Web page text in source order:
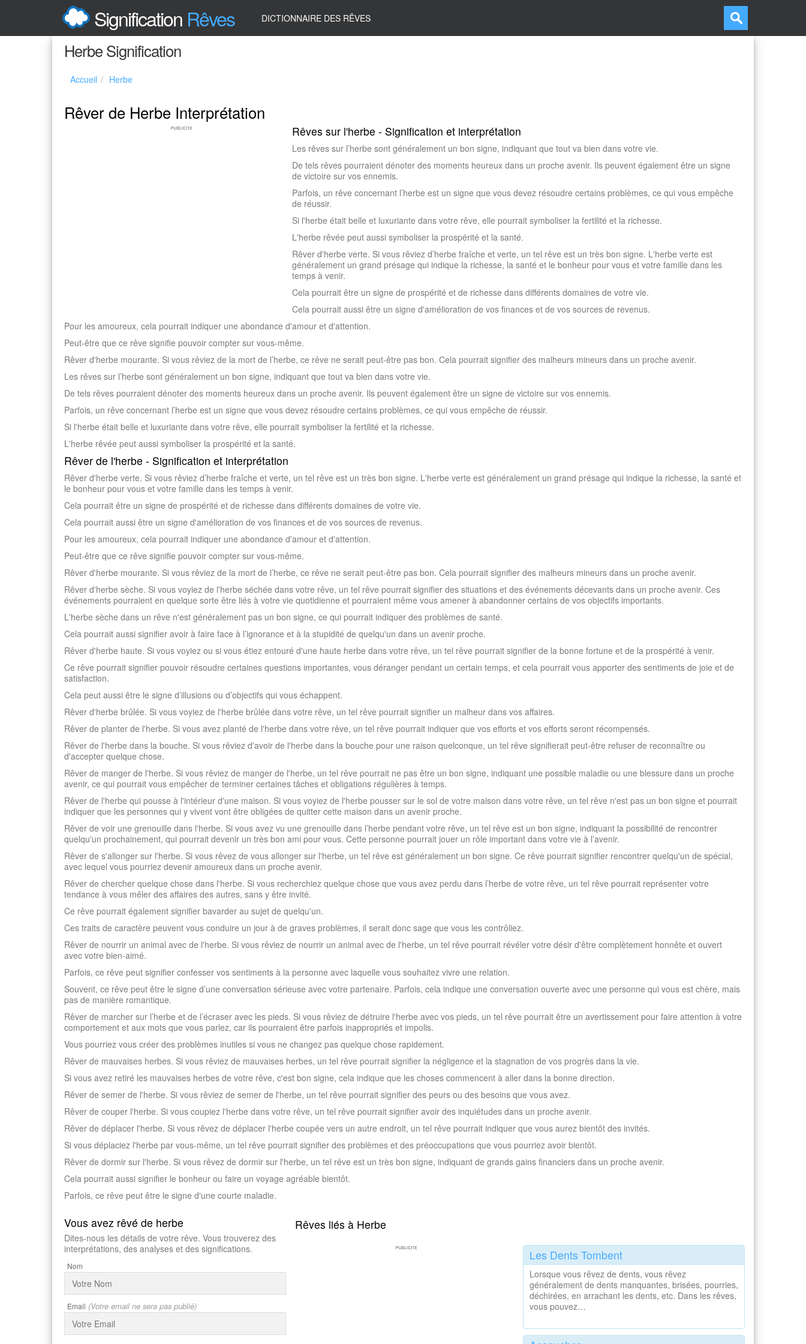
Signification Rêves DICTIONNAIRE DES RÊVES
Herbe Signification
Accueil Herbe
Rêver de Herbe Interprétation
Rêves sur l'herbe - Signification et interprétation
Les rêves sur l’herbe sont généralement un bon signe, indiquant que tout va bien dans votre vie.
De tels rêves pourraient dénoter des moments heureux dans un proche avenir. Ils peuvent également être un signe
de victoire sur vos ennemis.
Parfois, un rêve concernant l’herbe est un signe que vous devez résoudre certains problèmes, ce qui vous empêche
de réussir.
Si l'herbe était belle et luxuriante dans votre rêve, elle pourrait symboliser la fertilité et la richesse.
L'herbe rêvée peut aussi symboliser la prospérité et la santé.
Rêver d'herbe verte. Si vous rêviez d’herbe fraîche et verte, un tel rêve est un très bon signe. L'herbe verte est
généralement un grand présage qui indique la richesse, la santé et le bonheur pour vous et votre famille dans les
temps à venir.
Cela pourrait être un signe de prospérité et de richesse dans différents domaines de votre vie.
Cela pourrait aussi être un signe d'amélioration de vos finances et de vos sources de revenus.
Pour les amoureux, cela pourrait indiquer une abondance d'amour et d'attention.
Peut-être que ce rêve signifie pouvoir compter sur vous-même.
Rêver d'herbe mourante. Si vous rêviez de la mort de l’herbe, ce rêve ne serait peut-être pas bon. Cela pourrait signifier des malheurs mineurs dans un proche avenir.
Les rêves sur l’herbe sont généralement un bon signe, indiquant que tout va bien dans votre vie.
De tels rêves pourraient dénoter des moments heureux dans un proche avenir. Ils peuvent également être un signe de victoire sur vos ennemis.
Parfois, un rêve concernant l’herbe est un signe que vous devez résoudre certains problèmes, ce qui vous empêche de réussir.
Si l'herbe était belle et luxuriante dans votre rêve, elle pourrait symboliser la fertilité et la richesse.
L'herbe rêvée peut aussi symboliser la prospérité et la santé.
Rêver de l'herbe - Signification et interprétation
Rêver d'herbe verte. Si vous rêviez d’herbe fraîche et verte, un tel rêve est un très bon signe. L'herbe verte est généralement un grand présage qui indique la richesse, la santé et
le bonheur pour vous et votre famille dans les temps à venir.
Cela pourrait être un signe de prospérité et de richesse dans différents domaines de votre vie.
Cela pourrait aussi être un signe d'amélioration de vos finances et de vos sources de revenus.
Pour les amoureux, cela pourrait indiquer une abondance d'amour et d'attention.
Peut-être que ce rêve signifie pouvoir compter sur vous-même.
Rêver d'herbe mourante. Si vous rêviez de la mort de l’herbe, ce rêve ne serait peut-être pas bon. Cela pourrait signifier des malheurs mineurs dans un proche avenir.
Rêver d'herbe sèche. Si vous voyiez de l'herbe séchée dans votre rêve, un tel rêve pourrait signifier des situations et des événements décevants dans un proche avenir. Ces
événements pourraient en quelque sorte être liés à votre vie quotidienne et pourraient même vous amener à abandonner certains de vos objectifs importants.
L'herbe sèche dans un rêve n'est généralement pas un bon signe, ce qui pourrait indiquer des problèmes de santé.
Cela pourrait aussi signifier avoir à faire face à l’ignorance et à la stupidité de quelqu'un dans un avenir proche.
Rêver d'herbe haute. Si vous voyiez ou si vous étiez entouré d'une haute herbe dans votre rêve, un tel rêve pourrait signifier de la bonne fortune et de la prospérité à venir.
Ce rêve pourrait signifier pouvoir résoudre certaines questions importantes, vous déranger pendant un certain temps, et cela pourrait vous apporter des sentiments de joie et de
satisfaction.
Cela peut aussi être le signe d’illusions ou d’objectifs qui vous échappent.
Rêver d'herbe brûlée. Si vous voyiez de l'herbe brûlée dans votre rêve, un tel rêve pourrait signifier un malheur dans vos affaires.
Rêver de planter de l'herbe. Si vous avez planté de l'herbe dans votre rêve, un tel rêve pourrait indiquer que vos efforts et vos efforts seront récompensés.
Rêver de l'herbe dans la bouche. Si vous rêviez d'avoir de l'herbe dans la bouche pour une raison quelconque, un tel rêve signifierait peut-être refuser de reconnaître ou
d'accepter quelque chose.
Rêver de manger de l'herbe. Si vous rêviez de manger de l'herbe, un tel rêve pourrait ne pas être un bon signe, indiquant une possible maladie ou une blessure dans un proche
avenir, ce qui pourrait vous empêcher de terminer certaines tâches et obligations régulières à temps.
Rêver de l'herbe qui pousse à l'intérieur d'une maison. Si vous voyiez de l'herbe pousser sur le sol de votre maison dans votre rêve, un tel rêve n'est pas un bon signe et pourrait
indiquer que les personnes qui y vivent vont être obligées de quitter cette maison dans un avenir proche.
Rêver de voir une grenouille dans l'herbe. Si vous avez vu une grenouille dans l’herbe pendant votre rêve, un tel rêve est un bon signe, indiquant la possibilité de rencontrer
quelqu'un prochainement, qui pourrait devenir un très bon ami pour vous. Cette personne pourrait jouer un rôle important dans votre vie à l’avenir.
Rêver de s'allonger sur l'herbe. Si vous rêvez de vous allonger sur l'herbe, un tel rêve est généralement un bon signe. Ce rêve pourrait signifier rencontrer quelqu'un de spécial,
avec lequel vous pourriez devenir amoureux dans un proche avenir.
Rêver de chercher quelque chose dans l'herbe. Si vous recherchiez quelque chose que vous avez perdu dans l’herbe de votre rêve, un tel rêve pourrait représenter votre
tendance à vous mêler des affaires des autres, sans y être invité.
Ce rêve pourrait également signifier bavarder au sujet de quelqu'un.
Ces traits de caractère peuvent vous conduire un jour à de graves problèmes, il serait donc sage que vous les contrôliez.
Rêver de nourrir un animal avec de l'herbe. Si vous rêviez de nourrir un animal avec de l'herbe, un tel rêve pourrait révéler votre désir d'être complètement honnête et ouvert
avec votre bien-aimé.
Parfois, ce rêve peut signifier confesser vos sentiments à la personne avec laquelle vous souhaitez vivre une relation.
Souvent, ce rêve peut être le signe d’une conversation sérieuse avec votre partenaire. Parfois, cela indique une conversation ouverte avec une personne qui vous est chère, mais
pas de manière romantique.
Rêver de marcher sur l’herbe et de l’écraser avec les pieds. Si vous rêviez de détruire l'herbe avec vos pieds, un tel rêve pourrait être un avertissement pour faire attention à votre
comportement et aux mots que vous parlez, car ils pourraient être parfois inappropriés et impolis.
Vous pourriez vous créer des problèmes inutiles si vous ne changez pas quelque chose rapidement.
Rêver de mauvaises herbes. Si vous rêviez de mauvaises herbes, un tel rêve pourrait signifier la négligence et la stagnation de vos progrès dans la vie.
Si vous avez retiré les mauvaises herbes de votre rêve, c'est bon signe, cela indique que les choses commencent à aller dans la bonne direction.
Rêver de semer de l'herbe. Si vous rêviez de semer de l'herbe, un tel rêve pourrait signifier des peurs ou des besoins que vous avez.
Rêver de couper l'herbe. Si vous coupiez l'herbe dans votre rêve, un tel rêve pourrait signifier avoir des inquiétudes dans un proche avenir.
Rêver de déplacer l'herbe. Si vous rêvez de déplacer l'herbe coupée vers un autre endroit, un tel rêve pourrait indiquer que vous aurez bientôt des invités.
Si vous déplaciez l'herbe par vous-même, un tel rêve pourrait signifier des problèmes et des préoccupations que vous pourriez avoir bientôt.
Rêver de dormir sur l'herbe. Si vous rêvez de dormir sur l'herbe, un tel rêve est un très bon signe, indiquant de grands gains financiers dans un proche avenir.
Cela pourrait aussi signifier le bonheur ou faire un voyage agréable bientôt.
Parfois, ce rêve peut être le signe d'une courte maladie.
Vous avez rêvé de herbe
Dites-nous les détails de votre rêve. Vous trouverez des
interprétations, des analyses et des significations.
Nom
Email (Votre email ne sera pas publié)
Rêves liés à Herbe
Les Dents Tombent
Lorsque vous rêvez de dents, vous rêvez
généralement de dents manquantes, brisées, pourries,
déchirées, en arrachant les dents, etc. Dans les rêves,
vous pouvez…